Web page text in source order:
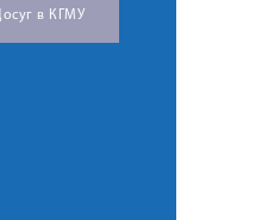
в КГМУ